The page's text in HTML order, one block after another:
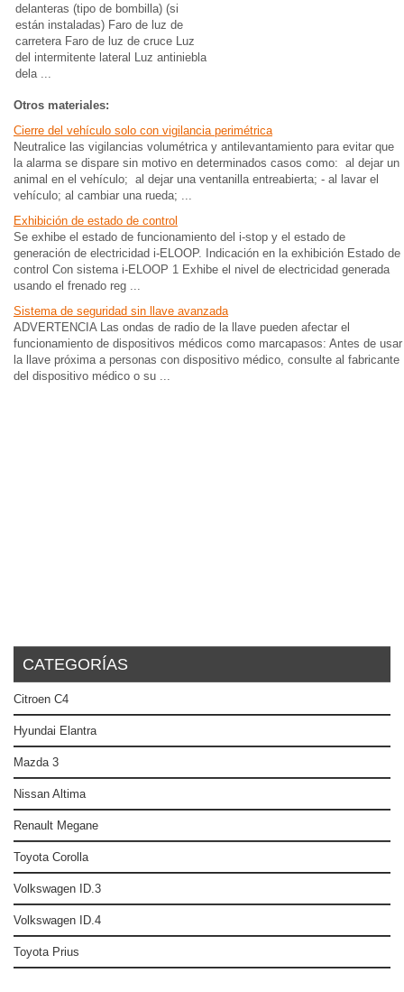
delanteras (tipo de bombilla) (si
están instaladas) Faro de luz de
carretera Faro de luz de cruce Luz
del intermitente lateral Luz antiniebla
dela ...
Otros materiales:
Cierre del vehículo solo con vigilancia perimétrica
Neutralice las vigilancias volumétrica y antilevantamiento para evitar que
la alarma se dispare sin motivo en determinados casos como: al dejar un
animal en el vehículo; al dejar una ventanilla entreabierta; - al lavar el
vehículo; al cambiar una rueda; ...
Exhibición de estado de control
Se exhibe el estado de funcionamiento del i-stop y el estado de
generación de electricidad i-ELOOP. Indicación en la exhibición Estado de
control Con sistema i-ELOOP 1 Exhibe el nivel de electricidad generada
usando el frenado reg ...
Sistema de seguridad sin llave avanzada
ADVERTENCIA Las ondas de radio de la llave pueden afectar el
funcionamiento de dispositivos médicos como marcapasos: Antes de usar
la llave próxima a personas con dispositivo médico, consulte al fabricante
del dispositivo médico o su ...
CATEGORÍAS
Citroen C4
Hyundai Elantra
Mazda 3
Nissan Altima
Renault Megane
Toyota Corolla
Volkswagen ID.3
Volkswagen ID.4
Toyota Prius